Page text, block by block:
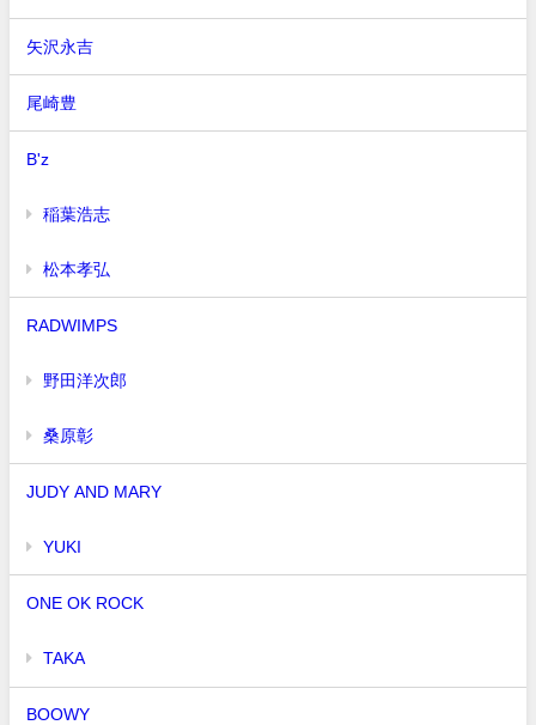
矢沢永吉
尾崎豊
B'z
稲葉浩志
松本孝弘
RADWIMPS
野田洋次郎
桑原彰
JUDY AND MARY
YUKI
ONE OK ROCK
TAKA
BOOWY